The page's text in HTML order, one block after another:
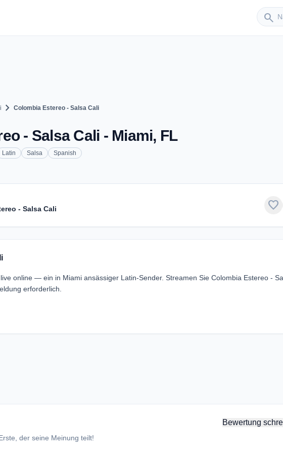
search
Sender
chevron_right Colombia Estereo - Salsa Cali
- Salsa Cali - Miami, FL
Latin Salsa Spanish
- Salsa Cali favorite
online — ein in Miami ansässiger Latin-Sender. Streamen Sie Colombia Estereo -
erforderlich.
Bewertung
der seine Meinung teilt!